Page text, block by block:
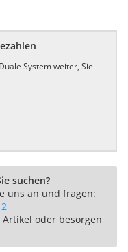
System weiter, Sie
suchen?
uns an und fragen:
oder besorgen